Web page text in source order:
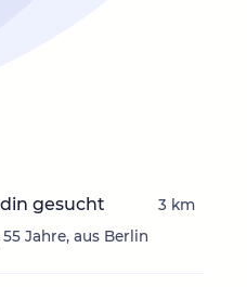
gesucht
Jahre, aus Berlin
3 km